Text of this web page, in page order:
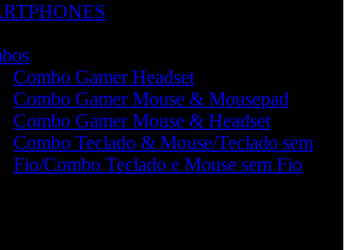
Combo Gamer Headset
Combo Gamer Mouse & Mousepad
Combo Gamer Mouse & Headset
Combo Teclado & Mouse/Teclado sem
Fio/Combo Teclado e Mouse sem Fio